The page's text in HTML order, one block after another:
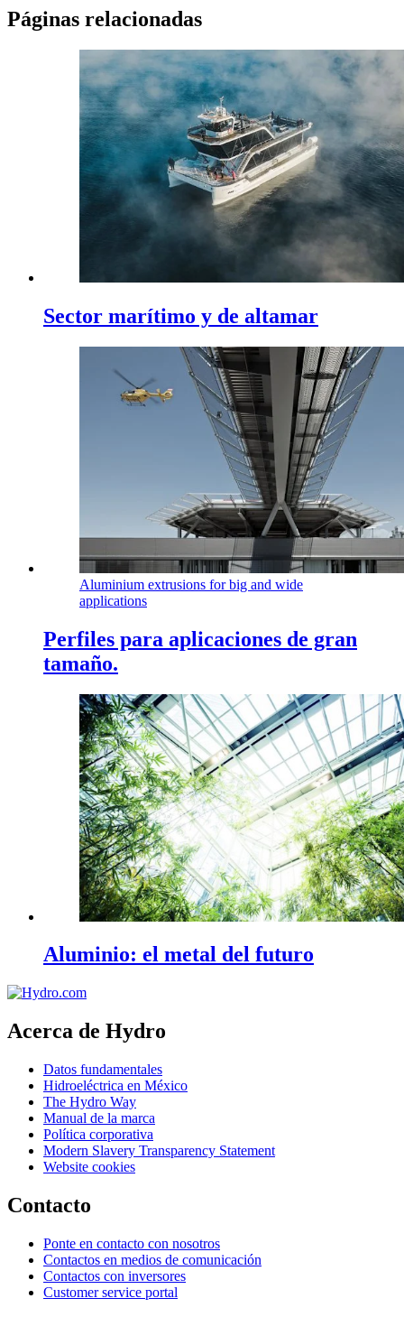
Páginas relacionadas
Sector marítimo y de altamar
Aluminium extrusions for big and wide
applications
Perfiles para aplicaciones de gran
tamaño.
Aluminio: el metal del futuro
Acerca de Hydro
Datos fundamentales
Hidroeléctrica en México
The Hydro Way
Manual de la marca
Política corporativa
Modern Slavery Transparency Statement
Website cookies
Contacto
Ponte en contacto con nosotros
Contactos en medios de comunicación
Contactos con inversores
Customer service portal